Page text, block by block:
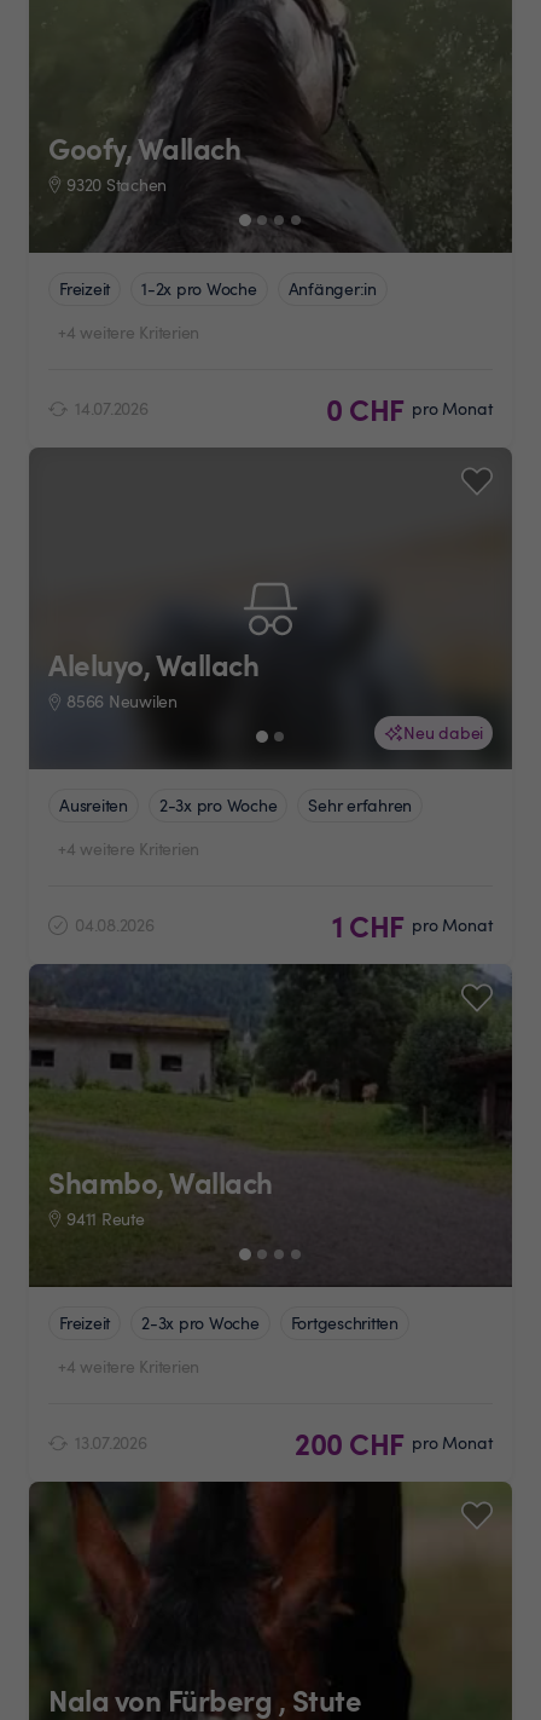
Goofy, Wallach
9320 Stachen
Freizeit 1-2x pro Woche
Anfänger:in
+4 weitere Kriterien
14.07.2026 0 CHF pro Monat
Neu dabei
Aleluyo, Wallach
8566 Neuwilen
Ausreiten 2-3x pro Woche
Sehr erfahren
+4 weitere Kriterien
04.08.2026 1 CHF pro Monat
Shambo, Wallach
9411 Reute
Freizeit 2-3x pro Woche
Fortgeschritten
+4 weitere Kriterien
13.07.2026 200 CHF pro Monat
Nala von Fürberg , Stute